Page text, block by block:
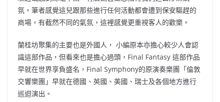
氛。筆者感覺這兒跟那些進行任何活動都會遭到保安驅趕的
商場，有截然不同的氣氛，這裡感覺更重視客人的歡樂。
蘭桂坊聚集的主要也是外國人， 小編原本亦擔心較少人會認
識這部作品，但看來也是擔心過頭，Final Fantasy 這部作品
早就在世界享負盛名，Final Symphony的原演奏樂團「倫敦
交響樂團」早就在德國、英國、美國、瑞士及各個地方進行
巡迴演出。